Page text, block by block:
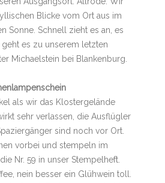
Blicke vom Ort aus im
Sonne. Schnell zieht es an, es
es zu unserem letzten
Michaelstein bei Blankenburg.
als wir das Klostergelände
sehr verlassen, die Ausflügler
sind noch vor Ort.
vorbei und stempeln im
Nr. 59 in unser Stempelheft.
nein besser ein Glühwein toll.